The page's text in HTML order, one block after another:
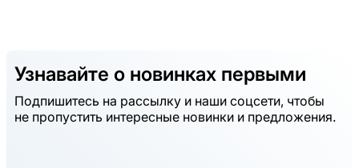
Узнавайте о новинках первыми
Подпишитесь на рассылку и наши соцсети, чтобы
не пропустить интересные новинки и предложения.